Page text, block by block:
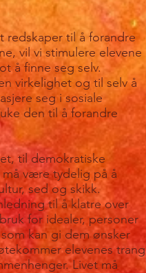
redskaper til å forandre
vil vi stimulere elevene
å finne seg selv.
virkelighet og til selv å
seg i sosiale
den til å forandre
til demokratiske
være tydelig på å
sed og skikk.
til å klatre over
for idealer, personer
kan gi dem ønsker
elevenes trang
Livet må